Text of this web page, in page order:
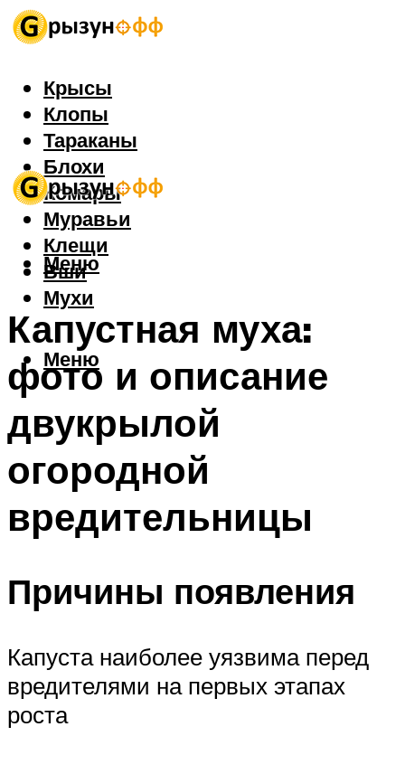
Крысы
Клопы
Тараканы
Блохи
Комары
Муравьи
Клещи
Вши
Мухи
Меню
Меню
Капустная муха:
фото и описание
двукрылой
огородной
вредительницы
Причины появления
Капуста наиболее уязвима перед
вредителями на первых этапах
роста